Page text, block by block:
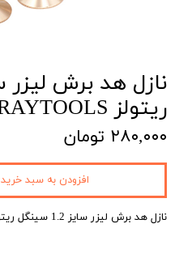
ریتولز RAYTOOLS
۲۸۰,۰۰۰ تومان
نازل هد برش لیزر سایز 1.2 سینگل ریتولز RAYTOOLS
افزودن به سبد خرید